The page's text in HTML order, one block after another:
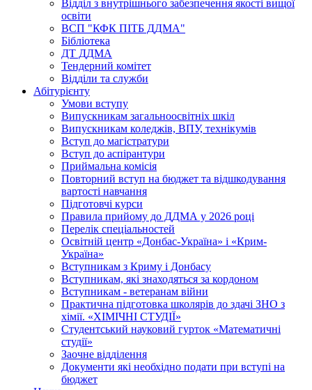
Відділ з внутрішнього забезпечення якості вищої
освіти
ВСП "КФК ПІТБ ДДМА"
Бібліотека
ДТ ДДМА
Тендерний комітет
Відділи та служби
Абітурієнту
Умови вступу
Випускникам загальноосвітніх шкіл
Випускникам коледжів, ВПУ, технікумів
Вступ до магістратури
Вступ до аспірантури
Приймальна комісія
Повторний вступ на бюджет та відшкодування
вартості навчання
Підготовчі курси
Правила прийому до ДДМА у 2026 році
Перелік спеціальностей
Освітній центр «Донбас-Україна» і «Крим-
Україна»
Вступникам з Криму і Донбасу
Вступникам, які знаходяться за кордоном
Вступникам - ветеранам війни
Практична підготовка школярів до здачі ЗНО з
хімії. «ХІМІЧНІ СТУДІЇ»
Студентський науковий гурток «Математичні
студії»
Заочне відділення
Документи які необхідно подати при вступі на
бюджет